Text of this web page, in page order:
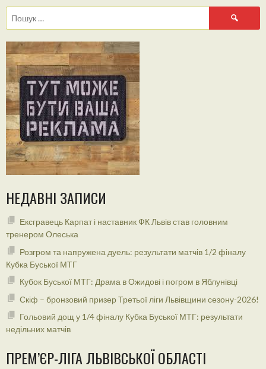
Пошук:
НЕДАВНІ ЗАПИСИ
Ексгравець Карпат і наставник ФК Львів став головним
тренером Олеська
Розгром та напружена дуель: результати матчів 1/2 фіналу
Кубка Буської МТГ
Кубок Буської МТГ: Драма в Ожидові і погром в Яблунівці
Скіф – бронзовий призер Третьої ліги Львівщини сезону-2026!
Гольовий дощ у 1/4 фіналу Кубка Буської МТГ: результати
недільних матчів
ПРЕМ’ЄР-ЛІГА ЛЬВІВСЬКОЇ ОБЛАСТІ